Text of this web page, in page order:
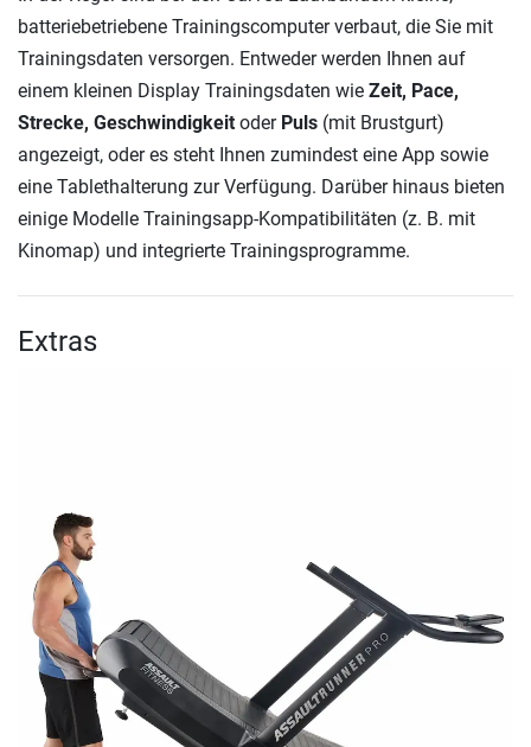
batteriebetriebene Trainingscomputer verbaut, die Sie mit
Trainingsdaten versorgen. Entweder werden Ihnen auf
einem kleinen Display Trainingsdaten wie Zeit, Pace,
Strecke, Geschwindigkeit oder Puls (mit Brustgurt)
angezeigt, oder es steht Ihnen zumindest eine App sowie
eine Tablethalterung zur Verfügung. Darüber hinaus bieten
einige Modelle Trainingsapp-Kompatibilitäten (z. B. mit
Kinomap) und integrierte Trainingsprogramme.
Extras